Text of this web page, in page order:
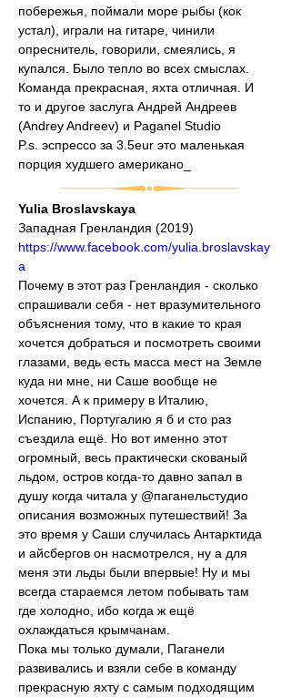
побережья, поймали море рыбы (кок
устал), играли на гитаре, чинили
опреснитель, говорили, смеялись, я
купался. Было тепло во всех смыслах.
Команда прекрасная, яхта отличная. И
то и другое заслуга Андрей Андреев
(Andrey Andreev) и Paganel Studio
P.s. эспрессо за 3.5eur это маленькая
порция худшего американо_
Yulia Broslavskaya
Западная Гренландия (2019)
https://www.facebook.com/yulia.broslavskay
a
Почему в этот раз Гренландия - сколько
спрашивали себя - нет вразумительного
объяснения тому, что в какие то края
хочется добраться и посмотреть своими
глазами, ведь есть масса мест на Земле
куда ни мне, ни Саше вообще не
хочется. А к примеру в Италию,
Испанию, Португалию я б и сто раз
съездила ещё. Но вот именно этот
огромный, весь практически скованый
льдом, остров когда-то давно запал в
душу когда читала у @паганельстудио
описания возможных путешествий! За
это время у Саши случилась Антарктида
и айсбергов он насмотрелся, ну а для
меня эти льды были впервые! Ну и мы
всегда стараемся летом побывать там
где холодно, ибо когда ж ещё
охлаждаться крымчанам.
Пока мы только думали, Паганели
развивались и взяли себе в команду
прекрасную яхту с самым подходящим